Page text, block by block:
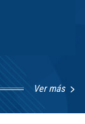
Ver más